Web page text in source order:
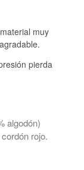
muy
pierda
algodón)
rojo.